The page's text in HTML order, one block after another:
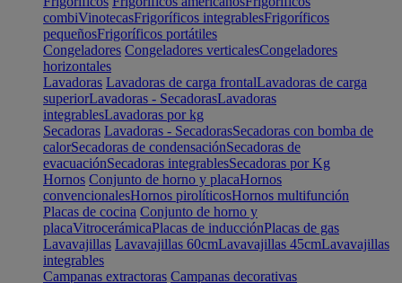
combiVinotecasFrigoríficos integrablesFrigoríficos
pequeñosFrigoríficos portátiles
Congeladores Congeladores verticalesCongeladores
horizontales
Lavadoras Lavadoras de carga frontalLavadoras de carga
superiorLavadoras - SecadorasLavadoras
integrablesLavadoras por kg
Secadoras Lavadoras - SecadorasSecadoras con bomba de
calorSecadoras de condensaciónSecadoras de
evacuaciónSecadoras integrablesSecadoras por Kg
Hornos Conjunto de horno y placaHornos
convencionalesHornos pirolíticosHornos multifunción
Placas de cocina Conjunto de horno y
placaVitrocerámicaPlacas de inducciónPlacas de gas
Lavavajillas Lavavajillas 60cmLavavajillas 45cmLavavajillas
integrables
Campanas extractoras Campanas decorativas